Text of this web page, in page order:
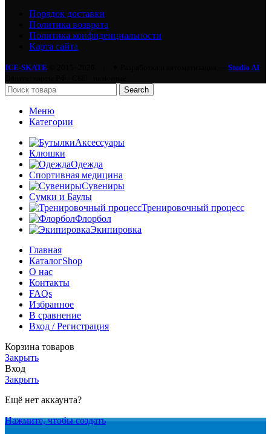
Порядок доставки
Политика возврата
Политика конфиденциальности
Карта сайта
ICE-SKATE
Studio AI
Search
Меню
Категории
Аксессуары
Клюшки
Одежда
Спортивная медицина
Сувениры
Сумки и Баулы
Тренировочный процесс
Флорбол
Экипировка
Главная
КаталогShop
О нас
Контакты
FAQs
Избранное
В сравнение
Вход / Регистрация
Корзина товаров
Закрыть
Вход
Закрыть
Ещё нет аккаунта?
Нажмите, чтобы создать